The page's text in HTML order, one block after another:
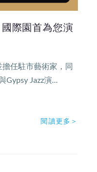
際園首為您演
任駐市藝術家，同
Gypsy Jazz演...
閱讀更多＞